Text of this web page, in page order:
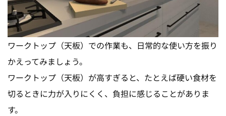
ワークトップ（天板）での作業も、日常的な使い方を振り
かえってみましょう。
ワークトップ（天板）が高すぎると、たとえば硬い食材を
切るときに力が入りにくく、負担に感じることがありま
す。